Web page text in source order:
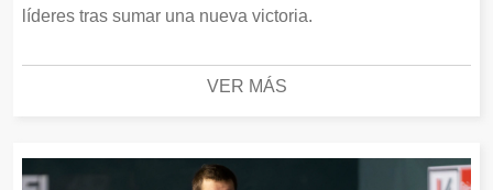
líderes tras sumar una nueva victoria.
VER MÁS